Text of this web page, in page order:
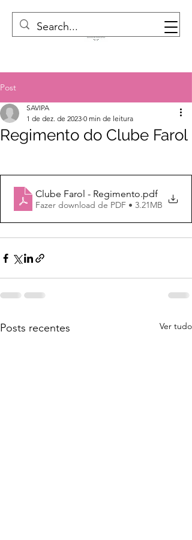
Post
Regimento do Clube Farol
SAVIPA
1 de dez. de 2023 0 min de leitura
Clube Farol - Regimento.pdf
Fazer download de PDF • 3.21MB
Posts recentes Ver tudo